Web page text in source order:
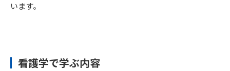
います。
看護学で学ぶ内容